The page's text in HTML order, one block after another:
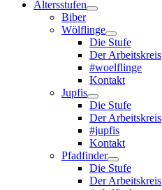
Altersstufen
Biber
Wölflinge
Die Stufe
Der Arbeitskreis
#woelflinge
Kontakt
Jupfis
Die Stufe
Der Arbeitskreis
#jupfis
Kontakt
Pfadfinder
Die Stufe
Der Arbeitskreis